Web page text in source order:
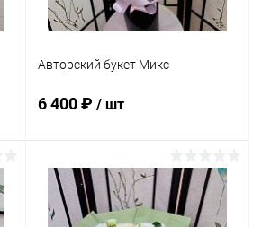
Авторский букет Микс
6 400 ₽/ шт
В корзину